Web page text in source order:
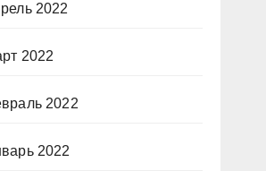
2022
2022
2022
2022